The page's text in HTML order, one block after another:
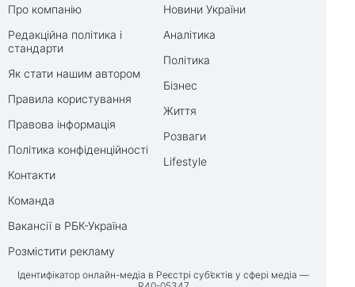
Про компанію
Редакційна політика і
стандарти
Як стати нашим автором
Правила користування
Правова інформація
Політика конфіденційності
Контакти
Команда
Вакансії в РБК-Україна
Розмістити рекламу
Новини України
Аналітика
Політика
Бізнес
Життя
Розваги
Lifestyle
Ідентифікатор онлайн-медіа в Реєстрі суб’єктів у сфері медіа —